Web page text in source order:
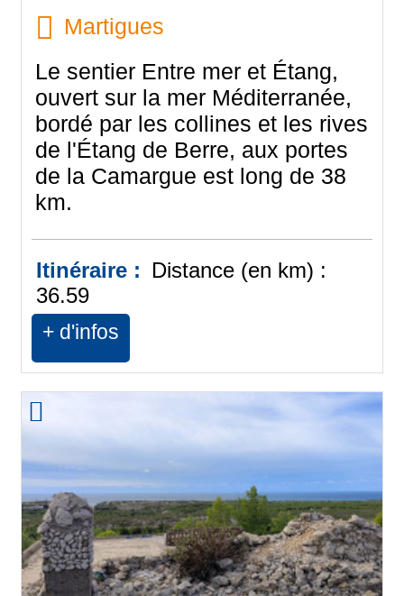
Martigues
Le sentier Entre mer et Étang,
ouvert sur la mer Méditerranée,
bordé par les collines et les rives
de l'Étang de Berre, aux portes
de la Camargue est long de 38
km.
Itinéraire : Distance (en km) :
36.59
+ d'infos